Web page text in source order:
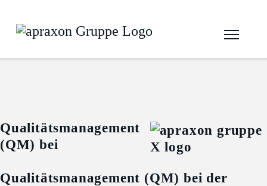
Qualitätsmanagement
(QM) bei
Qualitätsmanagement (QM) bei der